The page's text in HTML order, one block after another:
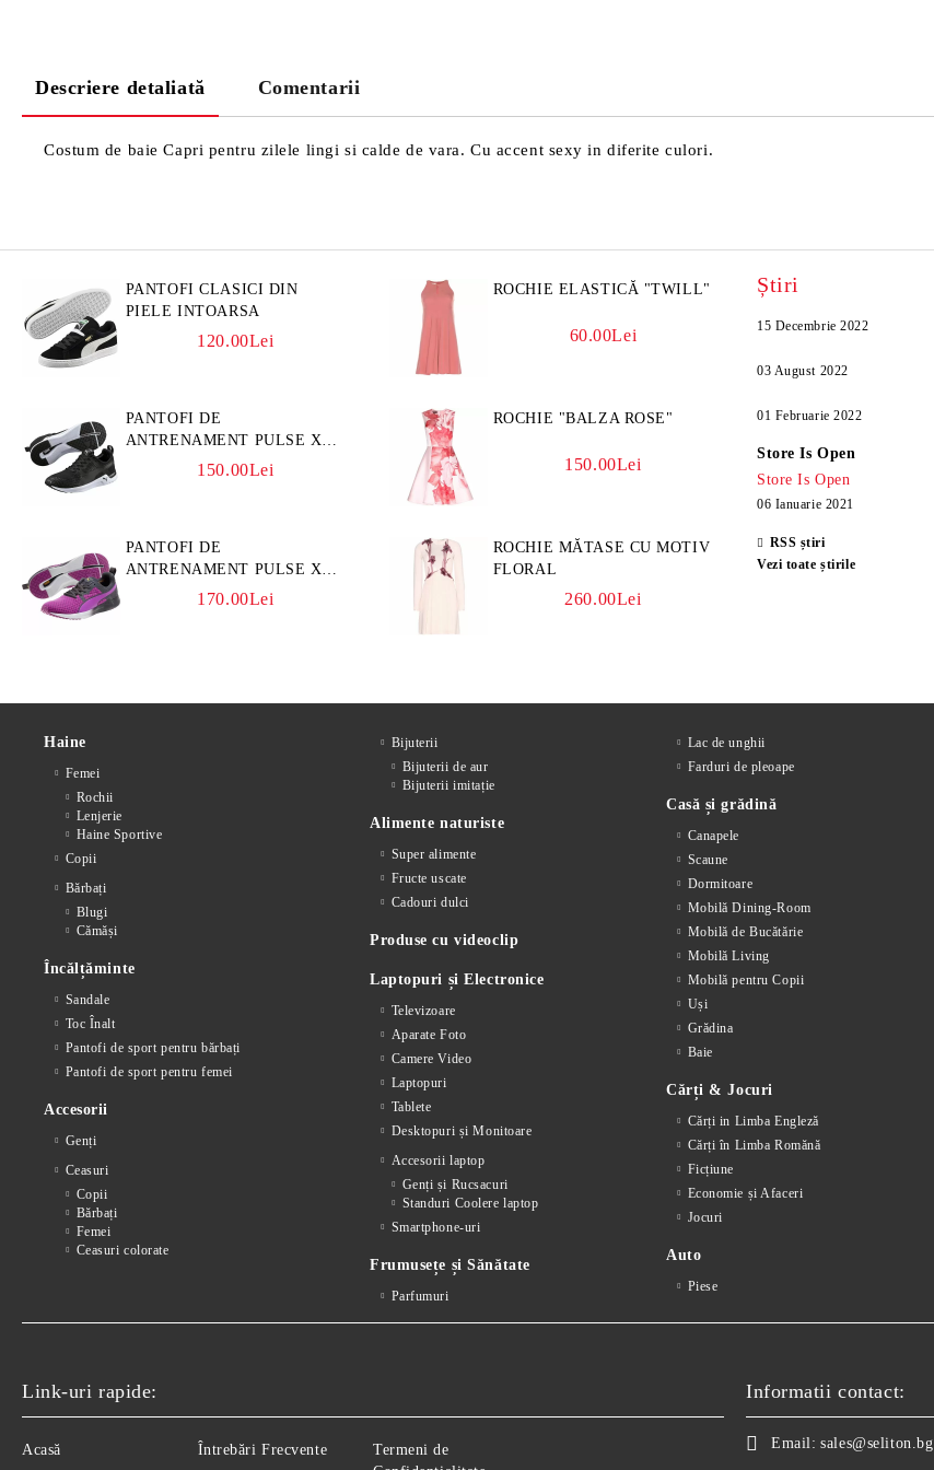
Descriere detaliată Comentarii
Costum de baie Capri pentru zilele lingi si calde de vara. Cu accent sexy in diferite culori.
PANTOFI CLASICI DIN
PIELE INTOARSA
120.00Lei
PANTOFI DE
ANTRENAMENT PULSE XT
150.00Lei
PANTOFI DE
ANTRENAMENT PULSE XT
170.00Lei
ROCHIE ELASTICĂ "TWILL"
60.00Lei
ROCHIE "BALZA ROSE"
150.00Lei
ROCHIE MĂTASE CU MOTIV
FLORAL
260.00Lei
Știri
15 Decembrie 2022
03 August 2022
01 Februarie 2022
Store Is Open
Store Is Open
06 Ianuarie 2021
RSS știri
Vezi toate știrile
Haine
Femei
Rochii
Lenjerie
Haine Sportive
Copii
Bărbați
Blugi
Cămăși
Încălțăminte
Sandale
Toc Înalt
Pantofi de sport pentru bărbați
Pantofi de sport pentru femei
Accesorii
Genți
Ceasuri
Copii
Bărbați
Femei
Ceasuri colorate
Bijuterii
Bijuterii de aur
Bijuterii imitație
Alimente naturiste
Super alimente
Fructe uscate
Cadouri dulci
Produse cu videoclip
Laptopuri și Electronice
Televizoare
Aparate Foto
Camere Video
Laptopuri
Tablete
Desktopuri și Monitoare
Accesorii laptop
Genți și Rucsacuri
Standuri Coolere laptop
Smartphone-uri
Frumusețe și Sănătate
Parfumuri
Lac de unghii
Farduri de pleoape
Casă și grădină
Canapele
Scaune
Dormitoare
Mobilă Dining-Room
Mobilă de Bucătărie
Mobilă Living
Mobilă pentru Copii
Uși
Grădina
Baie
Cărți & Jocuri
Cărți in Limba Engleză
Cărți în Limba Romănă
Ficțiune
Economie și Afaceri
Jocuri
Auto
Piese
Link-uri rapide:
Acasă Întrebări Frecvente
Termeni de
Informatii contact:
Email: sales@seliton.bg